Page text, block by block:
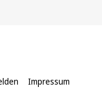
Impressum